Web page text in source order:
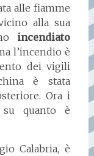
alle fiamme
alla sua
incendiato
l’incendio è
dei vigili
è stata
Ora i
su quanto è
Calabria, è